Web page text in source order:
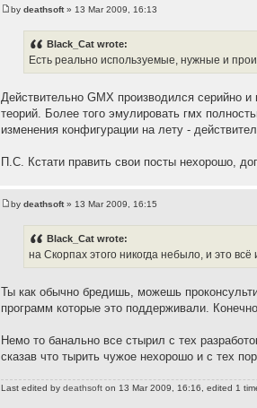
bydeathsoft» 13 Mar 2009, 16:13
Black_Cat wrote:
Есть реально используемые, нужные и
Действительно GMX производился серийно
теорий. Более того эмулировать гмх
изменения конфигурации на лету -
П.С. Кстати править свои посты нехорошо,
bydeathsoft» 13 Mar 2009, 16:15
Black_Cat wrote:
на Скорпах этого никогда небыло, и это
Ты как обычно бредишь, можешь
программ которые это поддерживали.
Немо то банально все стырил с тех
сказав что тырить чужое нехорошо и с тех
Last edited bydeathsoft on 13 Mar 2009, 16:16, edited 1